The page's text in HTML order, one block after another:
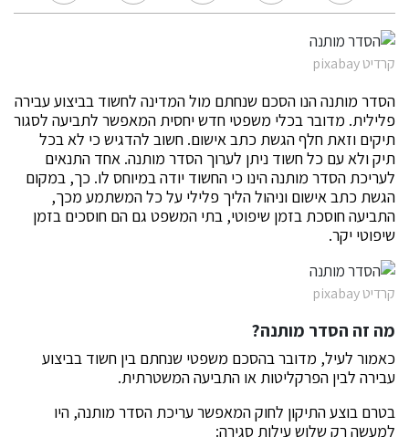
קרדיט pixabay
הסדר מותנה הנו הסכם שנחתם מול המדינה לחשוד בביצוע עבירה
פלילית. מדובר בכלי משפטי חדש יחסית המאפשר לתביעה לסגור
תיקים וזאת חלף הגשת כתב אישום. חשוב להדגיש כי לא בכל
תיק ולא עם כל חשוד ניתן לערוך הסדר מותנה. אחד התנאים
לעריכת הסדר מותנה הינו כי החשוד יודה במיוחס לו. כך, במקום
הגשת כתב אישום וניהול הליך פלילי על כל המשתמע מכך,
התביעה חוסכת בזמן שיפוטי, בתי המשפט גם הם חוסכים בזמן
שיפוטי יקר.
קרדיט pixabay
מה זה הסדר מותנה?
כאמור לעיל, מדובר בהסכם משפטי שנחתם בין חשוד בביצוע
עבירה לבין הפרקליטות או התביעה המשטרתית.
בטרם בוצע התיקון לחוק המאפשר עריכת הסדר מותנה, היו
למעשה רק שלוש עילות סגירה: